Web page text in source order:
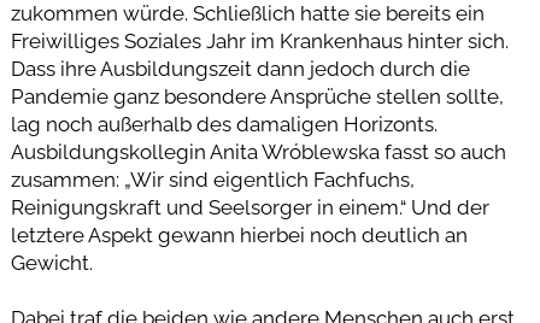
zukommen würde. Schließlich hatte sie bereits ein
Freiwilliges Soziales Jahr im Krankenhaus hinter sich.
Dass ihre Ausbildungszeit dann jedoch durch die
Pandemie ganz besondere Ansprüche stellen sollte,
lag noch außerhalb des damaligen Horizonts.
Ausbildungskollegin Anita Wróblewska fasst so auch
zusammen: „Wir sind eigentlich Fachfuchs,
Reinigungskraft und Seelsorger in einem.“ Und der
letztere Aspekt gewann hierbei noch deutlich an
Gewicht.